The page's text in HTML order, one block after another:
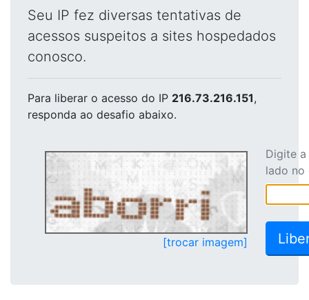
Seu IP fez diversas tentativas de
acessos suspeitos a sites hospedados
conosco.
Para liberar o acesso do IP 216.73.216.151,
responda ao desafio abaixo.
[trocar imagem]
Digite
lado no